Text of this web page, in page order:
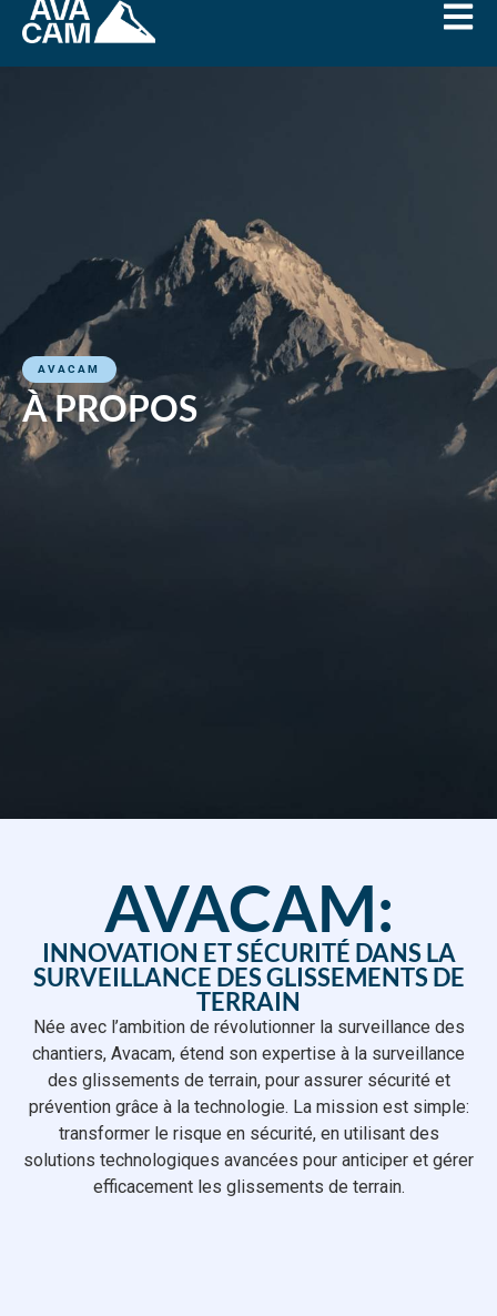
AVACAM
À PROPOS
AVACAM:
INNOVATION ET SÉCURITÉ DANS LA
SURVEILLANCE DES GLISSEMENTS DE
TERRAIN
Née avec l’ambition de révolutionner la surveillance des
chantiers, Avacam, étend son expertise à la surveillance
des glissements de terrain, pour assurer sécurité et
prévention grâce à la technologie. La mission est simple:
transformer le risque en sécurité, en utilisant des
solutions technologiques avancées pour anticiper et gérer
efficacement les glissements de terrain.